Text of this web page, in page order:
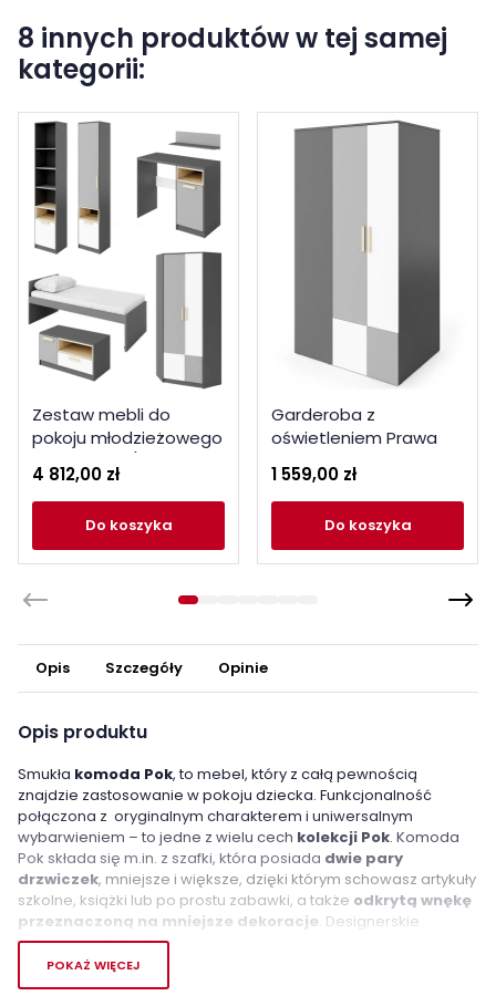
8 innych produktów w tej samej
kategorii:
Zestaw mebli do
pokoju młodzieżowego
/ szary jasny
4 812,00 zł
do koszyka
Garderoba z
oświetleniem Prawa
Kolekcja Pok
1 559,00 zł
do koszyka
Opis Szczegóły Opinie
Opis produktu
Smukła komoda Pok, to mebel, który z całą pewnością
znajdzie zastosowanie w pokoju dziecka. Funkcjonalność
połączona z oryginalnym charakterem i uniwersalnym
wybarwieniem – to jedne z wielu cech kolekcji Pok. Komoda
Pok składa się m.in. z szafki, która posiada dwie pary
drzwiczek, mniejsze i większe, dzięki którym schowasz artykuły
szkolne, książki lub po prostu zabawki, a także odkrytą wnękę
przeznaczoną na mniejsze dekoracje . Designerskie
połączenie kolorów zachwyci domowników jak również i gości.
Wybierz komodę Pok i ciesz się dobrze zorganizowaną
przestrzenią!
POKAŻ WIĘCEJ